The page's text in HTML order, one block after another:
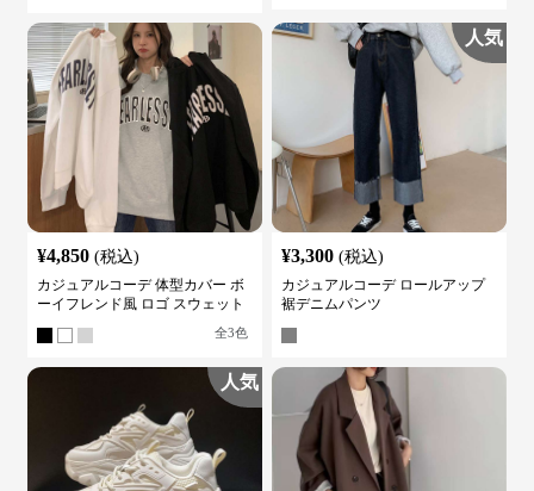
¥4,850 (税込)
カジュアルコーデ 体型カバー ボ
ーイフレンド風 ロゴ スウェット
全3色
人気
¥3,300 (税込)
カジュアルコーデ ロールアップ
裾デニムパンツ
人気